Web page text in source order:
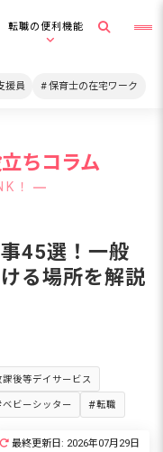
転職の便利機能
援員 保育士の在宅ワーク
ちコラム
！
45選！一般
る場所を解説
課後等デイサービス
ベビーシッター 転職
最終更新日: 2026年07月29日